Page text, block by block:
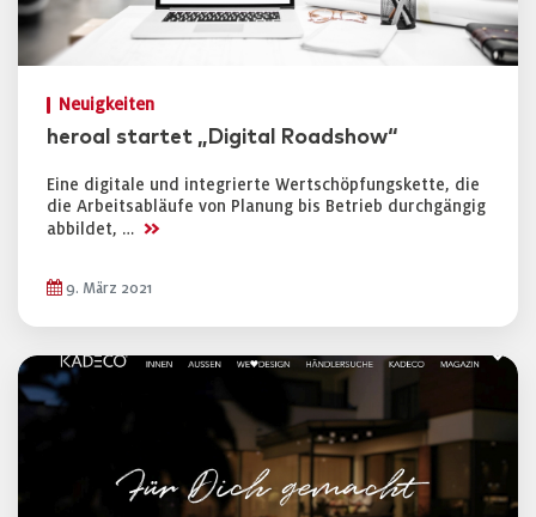
Neuigkeiten
heroal startet „Digital Roadshow“
Eine digitale und integrierte Wertschöpfungskette, die
die Arbeitsabläufe von Planung bis Betrieb durchgängig
abbildet, … >>
9. März 2021